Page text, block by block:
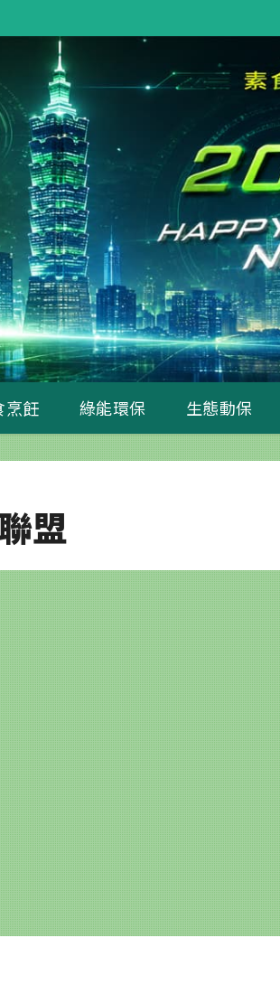
烹飪 綠能環保 生態動保
盟